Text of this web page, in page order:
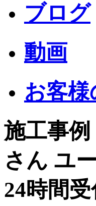
ブログ
動画
お客様
施工事
さん ユ
24時間